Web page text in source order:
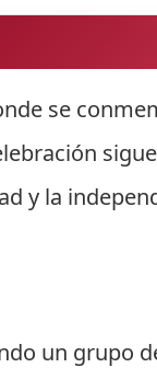
se
y la
un grupo